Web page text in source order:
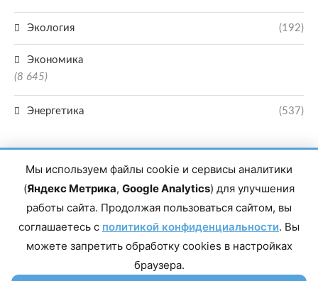
Экология (192)
Экономика
(8 645)
Энергетика (537)
Главный редактор сетевого издания Магомаев Тимур Нухович. Контакты
редакции: 8(988)-292-94-34 Почта: vestiskfo@gmail.com По вопросам
Дагестан, г. Махачкала, пр-т Насрутдинова, д. 1а. Все права защищены.
Копирование и использование полных материалов запрещено, частичное
цитирование возможно только при условии гиперссылки на сайт mirmol.ru.
Мы используем файлы cookie и сервисы аналитики
(Яндекс Метрика, Google Analytics) для улучшения
работы сайта. Продолжая пользоваться сайтом, вы
соглашаетесь с политикой конфиденциальности. Вы
можете запретить обработку cookies в настройках
браузера.